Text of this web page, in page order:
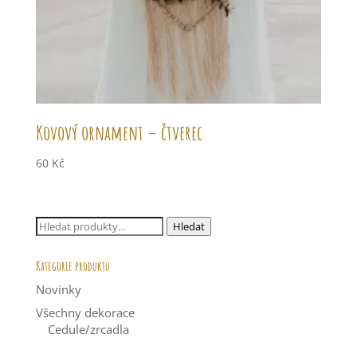
Kovový ornament – čtverec
60 Kč
Hledat: Hledat
Kategorie produktu
Novinky
Všechny dekorace
Cedule/zrcadla